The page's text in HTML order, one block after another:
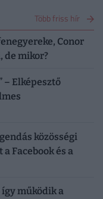
Több friss hír
Conor
de mikor?
– Elképesztő
közösségi
Facebook és a
így működik a